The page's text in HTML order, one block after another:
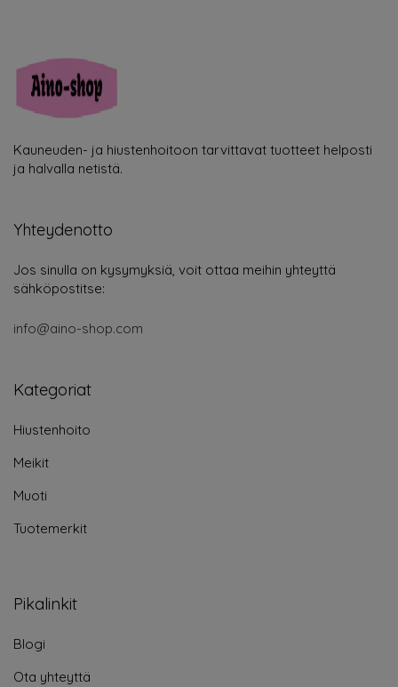
Kauneuden- ja hiustenhoitoon tarvittavat tuotteet helposti
ja halvalla netistä.
Yhteydenotto
Jos sinulla on kysymyksiä, voit ottaa meihin yhteyttä
sähköpostitse:
info@aino-shop.com
Kategoriat
Hiustenhoito
Meikit
Muoti
Tuotemerkit
Pikalinkit
Blogi
Ota yhteyttä